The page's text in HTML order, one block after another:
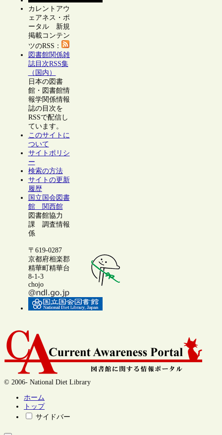
カレントアウ
ェアネス・ポ
ータル 新規
掲載コンテン
ツのRSS：
図書館関係雑
誌目次RSS集
（国内）
日本の図書
館・図書館情
報学関係情報
誌の目次を
RSSで配信し
ています。
このサイトに
ついて
サイトポリシ
ー
検索の方法
サイトの更新
履歴
国立国会図書
館 関西館
図書館協力
課 調査情報
係
〒619-0287
京都府相楽郡
精華町精華台
8-1-3
chojo
© 2006- National Diet Library
ホーム
トップ
サイドバー